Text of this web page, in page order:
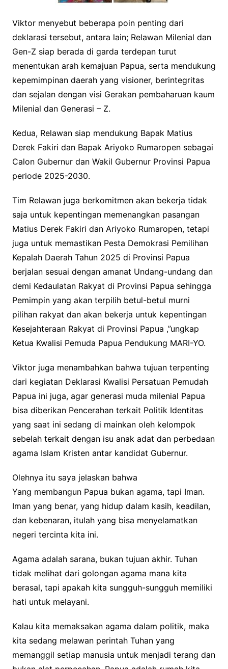
Viktor menyebut beberapa poin penting dari
deklarasi tersebut, antara lain; Relawan Milenial dan
Gen-Z siap berada di garda terdepan turut
menentukan arah kemajuan Papua, serta mendukung
kepemimpinan daerah yang visioner, berintegritas
dan sejalan dengan visi Gerakan pembaharuan kaum
Milenial dan Generasi – Z.
Kedua, Relawan siap mendukung Bapak Matius
Derek Fakiri dan Bapak Ariyoko Rumaropen sebagai
Calon Gubernur dan Wakil Gubernur Provinsi Papua
periode 2025-2030.
Tim Relawan juga berkomitmen akan bekerja tidak
saja untuk kepentingan memenangkan pasangan
Matius Derek Fakiri dan Ariyoko Rumaropen, tetapi
juga untuk memastikan Pesta Demokrasi Pemilihan
Kepalah Daerah Tahun 2025 di Provinsi Papua
berjalan sesuai dengan amanat Undang-undang dan
demi Kedaulatan Rakyat di Provinsi Papua sehingga
Pemimpin yang akan terpilih betul-betul murni
pilihan rakyat dan akan bekerja untuk kepentingan
Kesejahteraan Rakyat di Provinsi Papua ,”ungkap
Ketua Kwalisi Pemuda Papua Pendukung MARI-YO.
Viktor juga menambahkan bahwa tujuan terpenting
dari kegiatan Deklarasi Kwalisi Persatuan Pemudah
Papua ini juga, agar generasi muda milenial Papua
bisa diberikan Pencerahan terkait Politik Identitas
yang saat ini sedang di mainkan oleh kelompok
sebelah terkait dengan isu anak adat dan perbedaan
agama Islam Kristen antar kandidat Gubernur.
Olehnya itu saya jelaskan bahwa
Yang membangun Papua bukan agama, tapi Iman.
Iman yang benar, yang hidup dalam kasih, keadilan,
dan kebenaran, itulah yang bisa menyelamatkan
negeri tercinta kita ini.
Agama adalah sarana, bukan tujuan akhir. Tuhan
tidak melihat dari golongan agama mana kita
berasal, tapi apakah kita sungguh-sungguh memiliki
hati untuk melayani.
Kalau kita memaksakan agama dalam politik, maka
kita sedang melawan perintah Tuhan yang
memanggil setiap manusia untuk menjadi terang dan